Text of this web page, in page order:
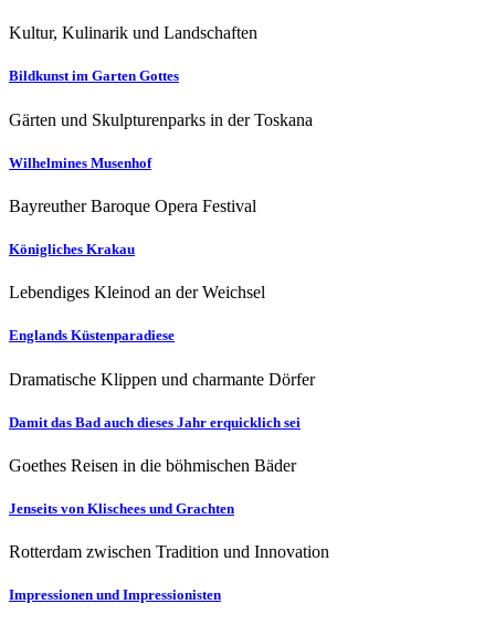
Kultur, Kulinarik und Landschaften
Bildkunst im Garten Gottes
Gärten und Skulpturenparks in der Toskana
Wilhelmines Musenhof
Bayreuther Baroque Opera Festival
Königliches Krakau
Lebendiges Kleinod an der Weichsel
Englands Küstenparadiese
Dramatische Klippen und charmante Dörfer
Damit das Bad auch dieses Jahr erquicklich sei
Goethes Reisen in die böhmischen Bäder
Jenseits von Klischees und Grachten
Rotterdam zwischen Tradition und Innovation
Impressionen und Impressionisten